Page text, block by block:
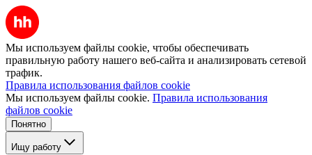
Мы используем файлы cookie, чтобы обеспечивать
правильную работу нашего веб-сайта и анализировать сетевой
трафик.
Правила использования файлов cookie
Мы используем файлы cookie. Правила использования
файлов cookie
Понятно
Ищу работу